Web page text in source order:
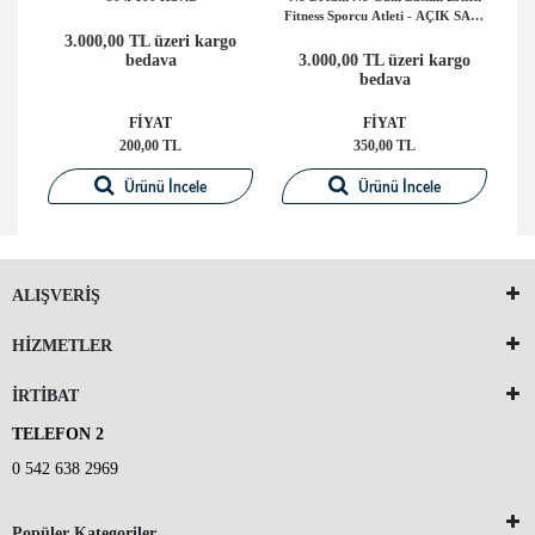
3.000,00 TL üzeri kargo
bedava
FİYAT
200,00 TL
Ürünü İncele
Fitness Sporcu Atleti - AÇIK SARI
3.000,00 TL üzeri kargo
bedava
FİYAT
350,00 TL
Ürünü İncele
ALIŞVERİŞ
HİZMETLER
İRTİBAT
TELEFON 2
0 542 638 2969